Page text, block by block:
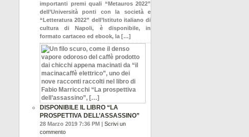
importanti premi quali “Metauros 2022”
dell’Università ponti con la società e
“Letteratura 2022” dell’Istituto italiano di
cultura di Napoli, è disponibile, in
formato cartaceo ed ebook, la […]
DISPONIBILE IL LIBRO “LA
PROSPETTIVA DELL’ASSASSINO”
28 Marzo 2019 7:36 PM | Scrivi un
commento